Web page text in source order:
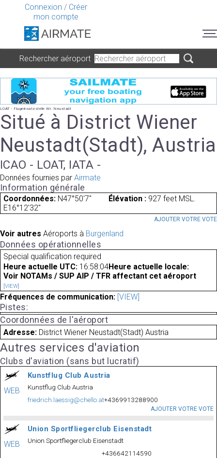
Connexion / Créer
mon compte
Rechercher aéroport
LOAT - Flugeinsatzstelle Wr. Neustadt
Situé à District Wiener
Neustadt(Stadt), Austria
ICAO - LOAT, IATA -
Données fournies par Airmate
Information générale
Coordonnées: N47°50'7"
E16°12'32"
Élévation : 927 feet MSL.
AJOUTER VOTRE VOTE
Voir autres Aéroports à Burgenland
Données opérationnelles
Special qualification required
Heure actuelle UTC: 16:58:04Heure actuelle locale:
Voir NOTAMs / SUP AIP / TFR affectant cet aéroport
[VIEW]
Fréquences de communication: [VIEW]
Pistes:
Coordonnées de l'aéroport
Adresse: District Wiener Neustadt(Stadt) Austria
Autres services d'aviation
Clubs d'aviation (sans but lucratif)
WEB
Kunstflug Club Austria
Kunstflug Club Austria
friedrich.laessig@chello.at+4369913288900
AJOUTER VOTRE VOTE
WEB
Union Sportfliegerclub Eisenstadt
Union Sportfliegerclub Eisenstadt
+436642114590